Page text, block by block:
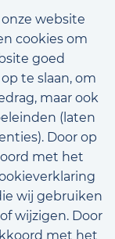
website
cookies om
goed
te slaan, om
maar ook
(laten
Door op
met het
wij gebruiken
wijzigen. Door
met het